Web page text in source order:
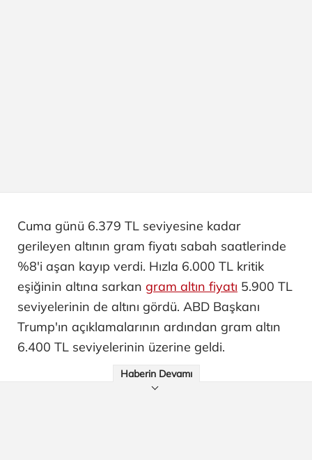
Cuma günü 6.379 TL seviyesine kadar
gerileyen altının gram fiyatı sabah saatlerinde
%8'i aşan kayıp verdi. Hızla 6.000 TL kritik
eşiğinin altına sarkan gram altın fiyatı 5.900 TL
seviyelerinin de altını gördü. ABD Başkanı
Trump'ın açıklamalarının ardından gram altın
6.400 TL seviyelerinin üzerine geldi.
Haberin Devamı